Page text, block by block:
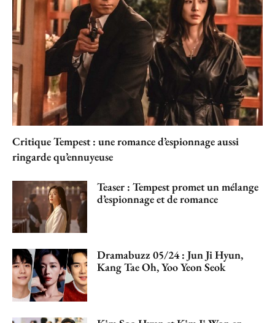
Critique Tempest : une romance d’espionnage aussi
ringarde qu’ennuyeuse
Teaser : Tempest promet un mélange
d’espionnage et de romance
Dramabuzz 05/24 : Jun Ji Hyun,
Kang Tae Oh, Yoo Yeon Seok